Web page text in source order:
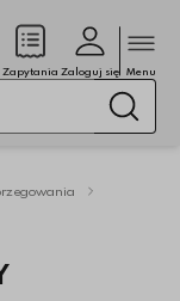
wyszukana
Zapytania
(pusty)Zaloguj się Menu